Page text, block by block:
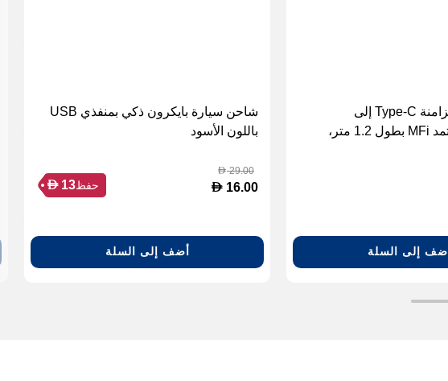
كابل شحن ومزامنة Type-C إلى
Lightning معتمد MFi بطول 1.2 متر،
أضف إلى السلة
شاحن سيارة بايكرون ذكي بمنفذي USB
باللون الأسود
D29.00
D 16.00 حفظ D 13
أضف إلى السلة